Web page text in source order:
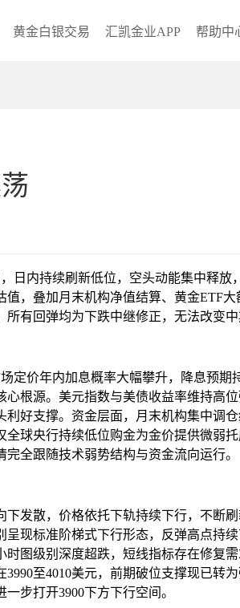
黄金白银交易 汇凯金业APP 帮助中
日内持续刷新低位，空头动能集中释放
，叠加月末机构净值结算、黄金ETF
有回弹均为下跌中继修正，无法改变中
定价年内加息概率大幅攀升，降息预期
根源。美元指数与美债收益率维持高
好支撑。资金层面，月末机构集中调
球央行持续低位购金为金价提供微弱
全跟随技术弱势结构与资金流向运行。
发散，价格依托下轨持续下行，不断
现标准阶梯式下行形态，反弹高点持
图级别深度超跌，短线指标存在修复
至4010美元，前期破位支撑现已转
步打开3900下方下行空间。